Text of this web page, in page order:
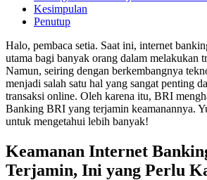
Kesimpulan
Penutup
Halo, pembaca setia. Saat ini, internet
utama bagi banyak orang dalam melakukan
Namun, seiring dengan berkembangnya
menjadi salah satu hal yang sangat penting
transaksi online. Oleh karena itu, BRI
Banking BRI yang terjamin keamanannya.
untuk mengetahui lebih banyak!
Keamanan Internet
Terjamin, Ini yang Perlu